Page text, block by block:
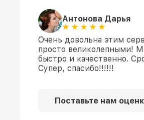
Антонова Дарья
Очень довольна этим
просто великолепными!
быстро и качественно.
Супер, спасибо!!!!!!
Поставьте нам